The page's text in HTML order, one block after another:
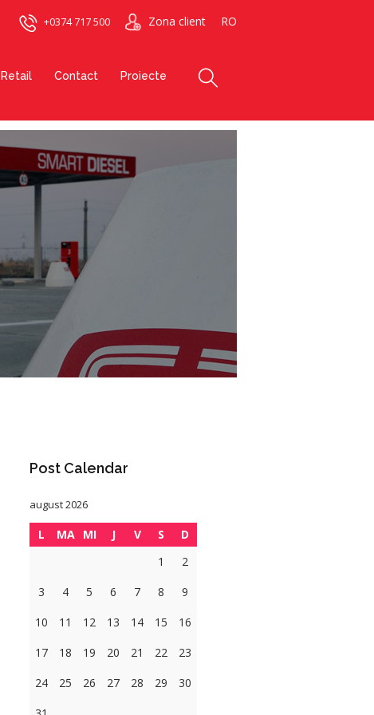
+0374 717 500 Zona client RO
Retail Contact Proiecte
Post Calendar
august 2026
L MA MI J V S
D
1
2
3
4 5 6 7 8
9
10
11 12 13 14 15
16
17
18 19 20 21 22
23
24
25 26 27 28 29
30